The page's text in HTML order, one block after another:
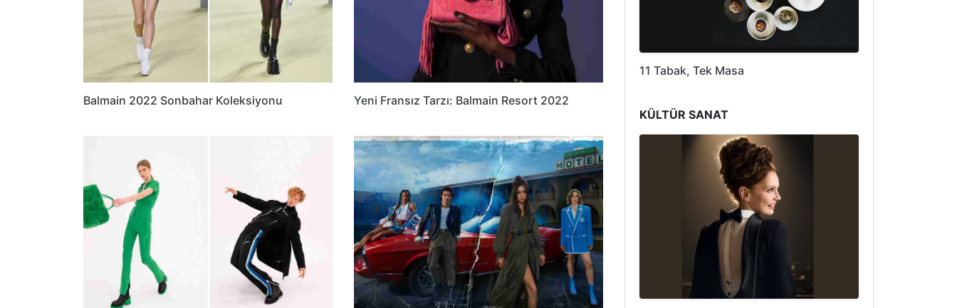
Balmain 2022 Sonbahar Koleksiyonu Yeni Fransız Tarzı: Balmain Resort 2022
11 Tabak, Tek Masa
KÜLTÜR SANAT